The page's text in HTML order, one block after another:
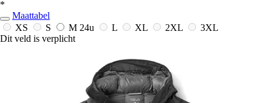
*
Maattabel
XS
S M 24u L XL 2XL
3XL
Dit veld is verplicht